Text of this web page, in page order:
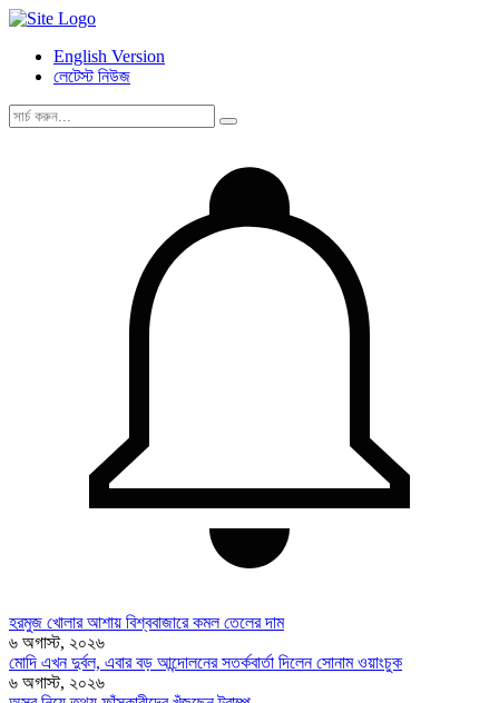
English Version
লেটেস্ট নিউজ
হরমুজ খোলার আশায় বিশ্ববাজারে কমল তেলের দাম
৬ অগাস্ট, ২০২৬
মোদি এখন দুর্বল, এবার বড় আন্দোলনের সতর্কবার্তা দিলেন সোনাম ওয়াংচুক
৬ অগাস্ট, ২০২৬